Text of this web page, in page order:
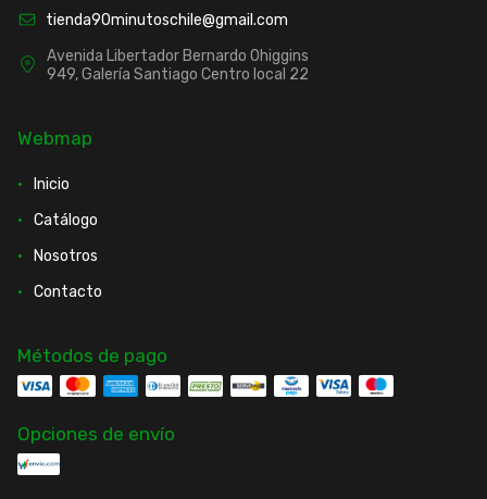
tienda90minutoschile@gmail.com
Avenida Libertador Bernardo Ohiggins
949, Galería Santiago Centro local 22
Webmap
Inicio
Catálogo
Nosotros
Contacto
Métodos de pago
Opciones de envío